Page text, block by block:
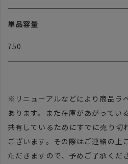
単品容量
750
※リニューアルなどにより商品ラ
あります。また在庫があがってい
共有しているためにすでに売り切
ございます。その際はご連絡の上
ただきますので、予めご了承く